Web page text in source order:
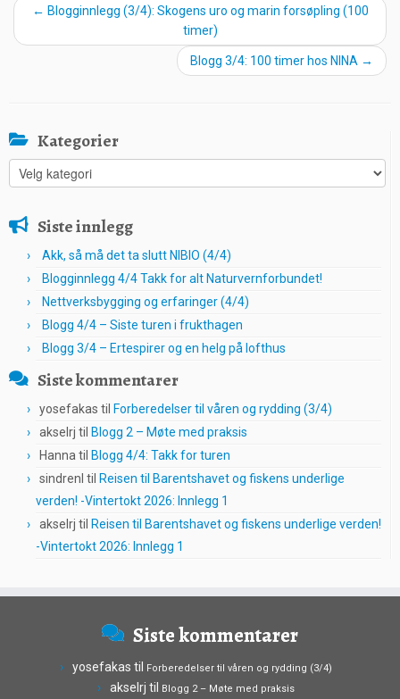
← Blogginnlegg (3/4): Skogens uro og marin forsøpling (100
timer)
Blogg 3/4: 100 timer hos NINA →
Kategorier
Kategorier
Siste innlegg
Akk, så må det ta slutt NIBIO (4/4)
Blogginnlegg 4/4 Takk for alt Naturvernforbundet!
Nettverksbygging og erfaringer (4/4)
Blogg 4/4 – Siste turen i frukthagen
Blogg 3/4 – Ertespirer og en helg på lofthus
Siste kommentarer
yosefakas til Forberedelser til våren og rydding (3/4)
akselrj til Blogg 2 – Møte med praksis
Hanna til Blogg 4/4: Takk for turen
sindrenl til Reisen til Barentshavet og fiskens underlige
verden! -Vintertokt 2026: Innlegg 1
akselrj til Reisen til Barentshavet og fiskens underlige verden!
-Vintertokt 2026: Innlegg 1
Siste kommentarer
yosefakas til Forberedelser til våren og rydding (3/4)
akselrj til Blogg 2 – Møte med praksis